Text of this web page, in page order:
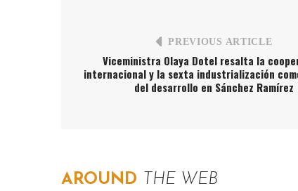
PREVIOUS ARTICLE
Viceministra Olaya Dotel resalta la
internacional y la sexta industrialización
del desarrollo en Sánchez Ramírez
AROUND THE WEB